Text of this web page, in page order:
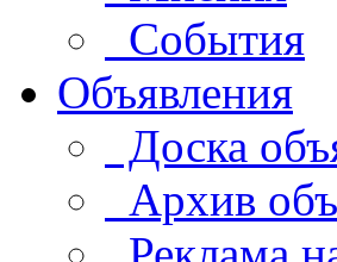
События
Объявления
Доска
Архив